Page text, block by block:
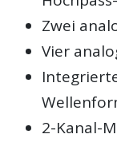
Zwei
Vier
2-Kanal-